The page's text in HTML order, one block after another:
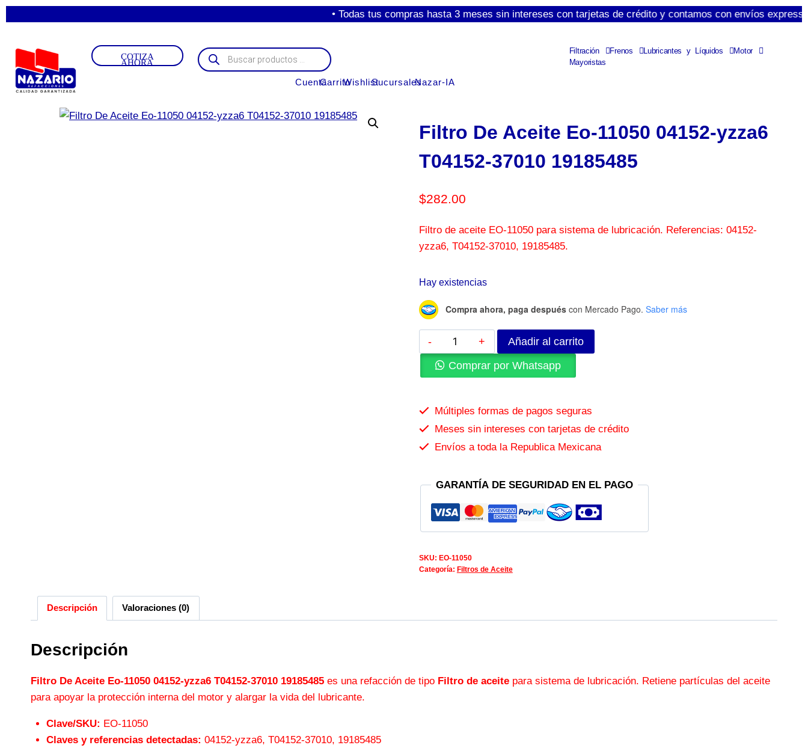
• Todas tus compras hasta 3 meses sin intereses con tarjetas de crédito y contamos con envíos express de 1
COTIZA
AHORA
CuentaCarritoWishlistSucursalesNazar-IA
Filtración Frenos Lubricantes y Líquidos
Motor
Mayoristas
Filtro De Aceite Eo-11050 04152-yzza6
T04152-37010 19185485
$282.00
Filtro de aceite EO-11050 para sistema de lubricación. Referencias: 04152-
yzza6, T04152-37010, 19185485.
Hay existencias
Compra ahora, paga despuéscon Mercado Pago. Saber más
Añadir al carrito
Comprar por Whatsapp
Múltiples formas de pagos seguras
Meses sin intereses con tarjetas de crédito
Envíos a toda la Republica Mexicana
GARANTÍA DE SEGURIDAD EN EL PAGO
SKU: EO-11050
Categoría: Filtros de Aceite
Descripción Valoraciones (0)
Descripción
Filtro De Aceite Eo-11050 04152-yzza6 T04152-37010 19185485 es una refacción de tipo Filtro de aceite para sistema de lubricación. Retiene partículas del aceite
para apoyar la protección interna del motor y alargar la vida del lubricante.
Clave/SKU: EO-11050
Claves y referencias detectadas: 04152-yzza6, T04152-37010, 19185485